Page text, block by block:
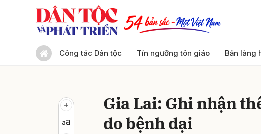
Công tác Dân tộc Tín ngưỡng tôn giáo Bản làng
Gia Lai: Ghi nhận
do bệnh dại
Gửi bình